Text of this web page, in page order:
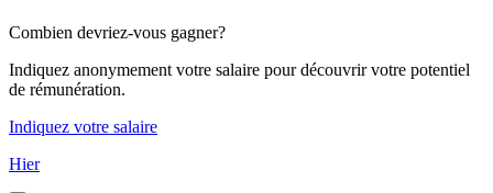
Combien devriez-vous gagner?
Indiquez anonymement votre salaire pour découvrir votre potentiel
de rémunération.
Indiquez votre salaire
Hier